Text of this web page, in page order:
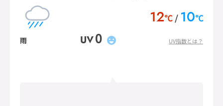
12℃ 10℃
雨 UV0 UV指数とは？